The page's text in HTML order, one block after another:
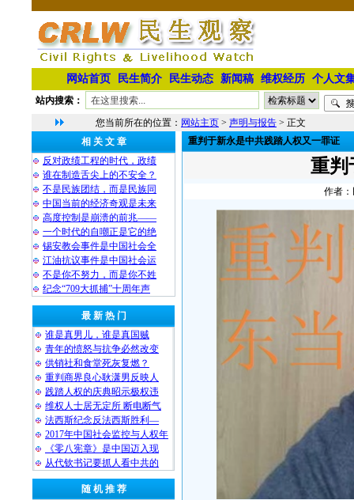
网站首页 民生简介 民生动态 新闻稿 维权经历 个人文
站内搜索：
您当前所在的位置： 网站主页 > 声明与报告 > 正文
相 关 文 章
反对政绩工程的时代，政绩
谁在制造舌尖上的不安全？
不是民族团结，而是民族同
中国当前的经济奇观是未来
高度控制是崩溃的前兆——
一个时代的自嘲正是它的绝
锡安教会事件是中国社会全
江油抗议事件是中国社会运
不是你不努力，而是你不姓
纪念“709大抓捕”十周年声
最 新 热 门
谁是真男儿，谁是真国贼
青年的愤怒与抗争必然改变
供销社和食堂死灰复燃？
重判商界良心耿潇男反映人
践踏人权的庆典昭示极权违
维权人士居无定所 断电断气
法西斯纪念反法西斯胜利—
2017年中国社会监控与人权年
《零八宪章》是中国迈入现
从代钦书记要抓人看中共的
随 机 推 荐
重判于新永是中共践踏人权又一罪证
重判
作者：